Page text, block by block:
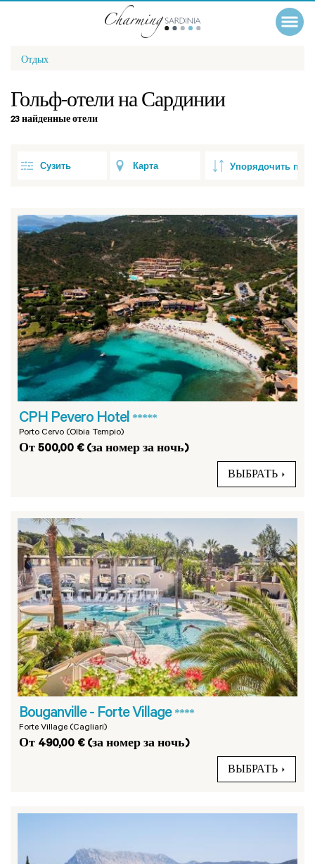
Отдых
Гольф-отели на Сардинии
23 найденные отели
Сузить Карта
CPH Pevero Hotel *****
Porto Cervo (Olbia Tempio)
От 500,00 € (за номер за ночь)
ВЫБРАТЬ
Bouganville - Forte Village ****
Forte Village (Cagliari)
От 490,00 € (за номер за ночь)
ВЫБРАТЬ